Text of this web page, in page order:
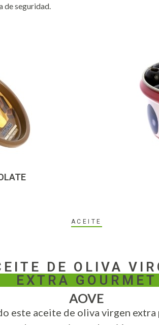
de seguridad.
ACEITE
DE OLIVA
EXTRA GOURMET
AOVE
este aceite de oliva virgen extra